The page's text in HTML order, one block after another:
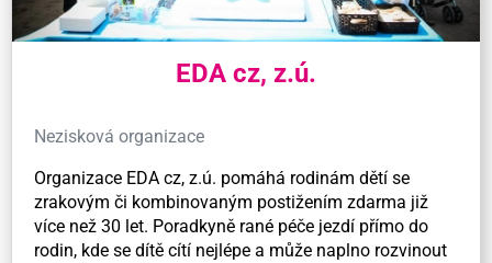
EDA cz, z.ú.
Nezisková organizace
Organizace EDA cz, z.ú. pomáhá rodinám dětí se
zrakovým či kombinovaným postižením zdarma již
více než 30 let. Poradkyně rané péče jezdí přímo do
rodin, kde se dítě cítí nejlépe a může naplno rozvinout